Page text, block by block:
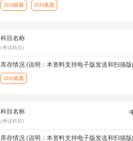
2018真题 2019真题
科目名称
(考试科目)
库存情况 (说明：本资料支持电子版发送和扫描
2010真题
科目名称
(考试科目)
库存情况 (说明：本资料支持电子版发送和扫描